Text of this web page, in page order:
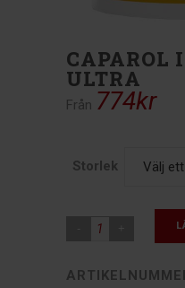
CAPAROL
ULTRA
Från 774kr
Storlek